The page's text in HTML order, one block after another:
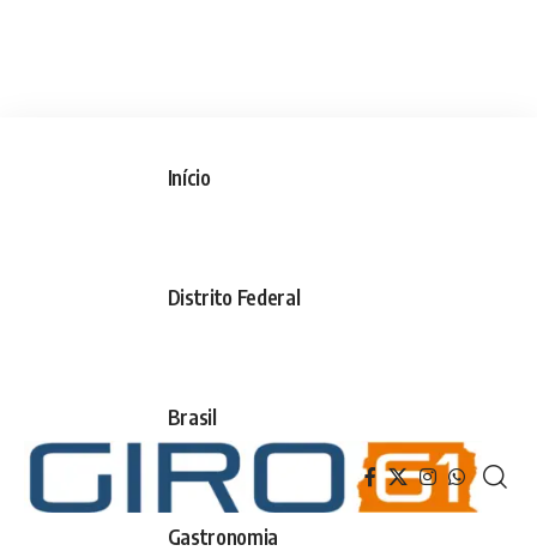
Início
Distrito Federal
Brasil
Gastronomia